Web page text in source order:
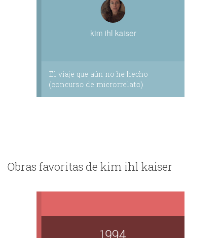
kim ihl kaiser
El viaje que aún no he hecho
(concurso de microrrelato)
Obras favoritas de kim ihl kaiser
1994